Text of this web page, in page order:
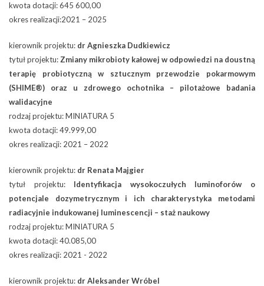
kwota dotacji: 645 600,00
okres realizacji:2021 – 2025
kierownik projektu: dr Agnieszka Dudkiewicz
tytuł projektu: Zmiany mikrobioty kałowej w odpowiedzi na doustną
terapię probiotyczną w sztucznym przewodzie pokarmowym
(SHIME®) oraz u zdrowego ochotnika – pilotażowe badania
walidacyjne
rodzaj projektu: MINIATURA 5
kwota dotacji: 49.999,00
okres realizacji: 2021 – 2022
kierownik projektu: dr Renata Majgier
tytuł projektu: Identyfikacja wysokoczułych luminoforów o
potencjale dozymetrycznym i ich charakterystyka metodami
radiacyjnie indukowanej luminescencji – staż naukowy
rodzaj projektu: MINIATURA 5
kwota dotacji: 40.085,00
okres realizacji: 2021 - 2022
kierownik projektu: dr Aleksander Wróbel